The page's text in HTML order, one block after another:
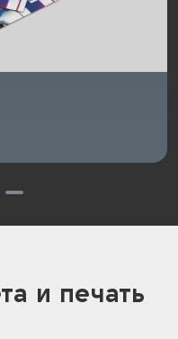
и печать